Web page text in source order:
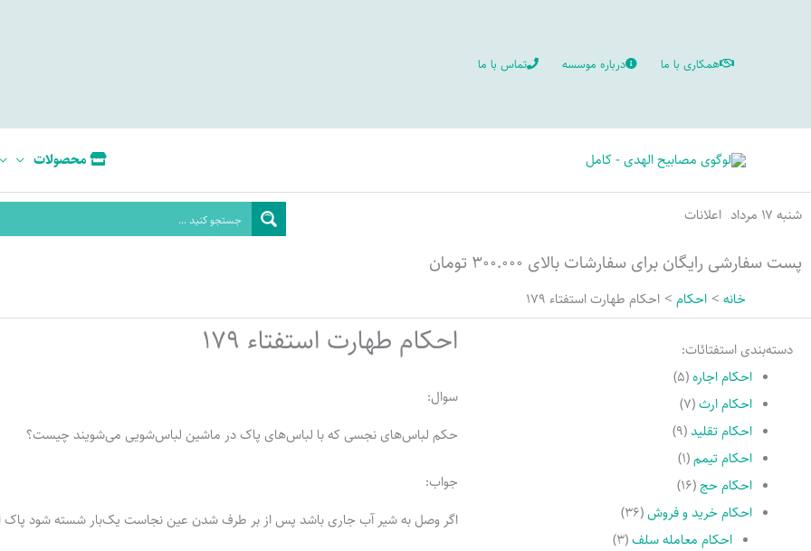
همکاری با ما درباره موسسه تماس با ما
محصولات
شنبه ۱۷ مرداد اعلانات
پست سفارشی رایگان برای سفارشات بالای ۳۰۰.۰۰۰ تومان
خانه احکام احکام طهارت استفتاء 179
دسته‌بندی استفتائات:
احکام اجاره(۵)
احکام ارث(۷)
احکام تقلید(۹)
احکام تیمم(۱)
احکام حج (۱۶)
احکام خرید و فروش(۳۶)
احکام معامله سلف(۳)
احکام طهارت استفتاء 179
سوال:
حکم لباس‌های نجسی که با لباس‌های پاک در ماشین لباس‌شویی می‌شویند چیست؟
جواب:
اگر وصل به شیر آب جاری باشد پس از بر طرف شدن عین نجاست یک‌بار شسته شود